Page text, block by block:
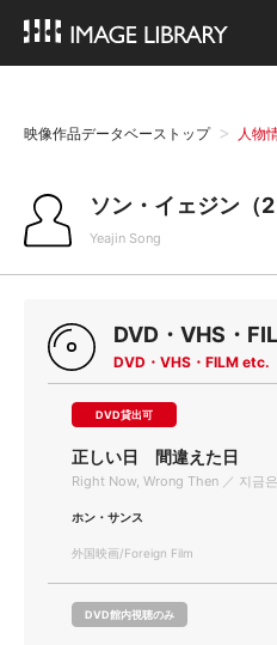
映像作品データベーストップ 人物
ソン・イェジン（2
Yeajin Song
DVD・VHS・
DVD・VHS・FILM etc.
DVD貸出可
正しい日 間違えた日
Right Now, Wrong Then ／ 지금
ホン・サンス
外国映画/Foreign Film
DVD館内視聴のみ